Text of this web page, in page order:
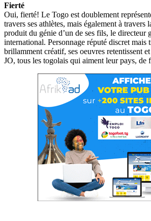
Fierté
Oui, fierté! Le Togo est doublement
travers ses athlètes, mais également à travers
produit du génie d’un de ses fils, le directeur
international. Personnage réputé discret mais
brillamment créatif, ses oeuvres retentissent
JO, tous les togolais qui aiment leur pays, de